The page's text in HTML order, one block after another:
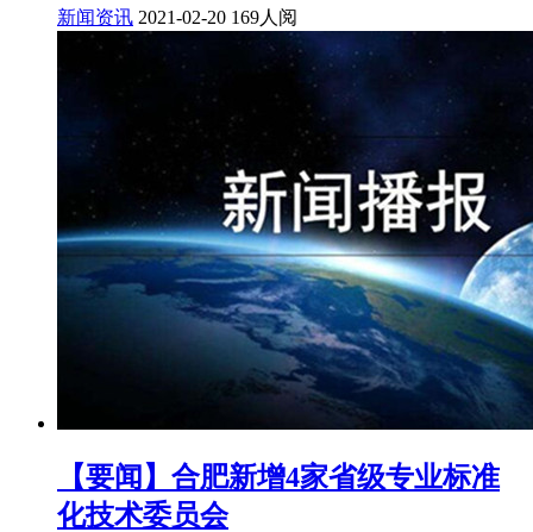
新闻资讯 2021-02-20 169人阅
【要闻】合肥新增4家省级专业标准
化技术委员会